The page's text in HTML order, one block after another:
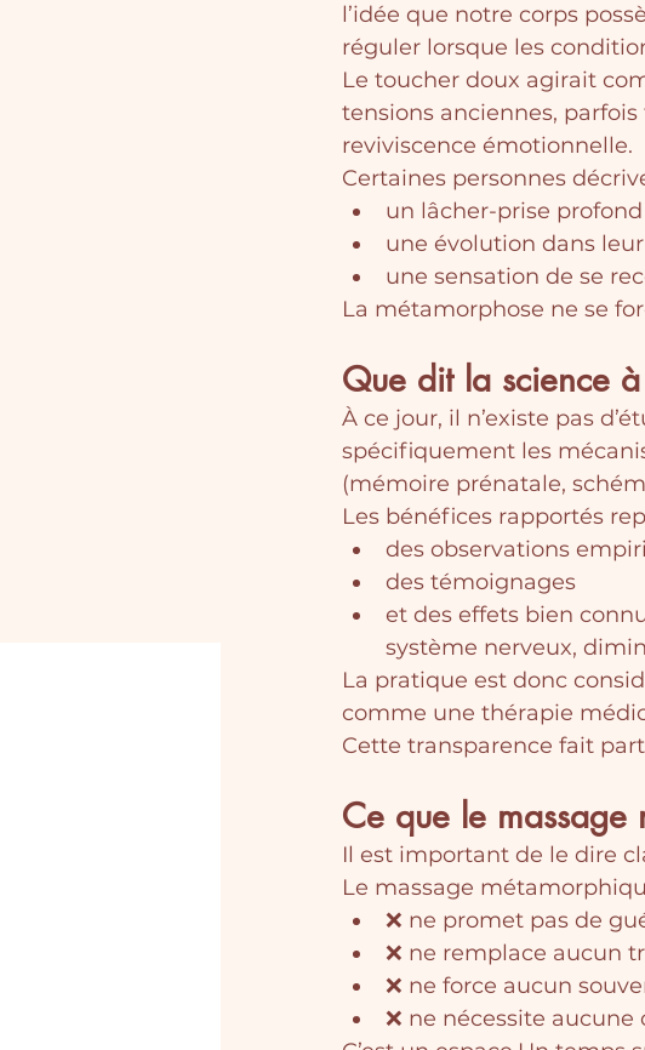
l’idée que notre corps
réguler lorsque les
Le toucher doux agirait
tensions anciennes,
reviviscence émotionnelle.
Certaines personnes
un lâcher-prise profond
une évolution dans
une sensation de se
La métamorphose ne se
Que dit la science
À ce jour, il n’existe pas
spécifiquement les
(mémoire prénatale,
Les bénéfices rapportés
des observations
des témoignages
et des effets bien
système nerveux,
La pratique est donc
comme une thérapie
Cette transparence fait
Ce que le massage
Il est important de le dire
Le massage
❌ ne promet pas de
❌ ne remplace aucun
❌ ne force aucun
❌ ne nécessite